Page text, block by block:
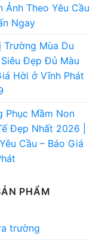
Ảnh Theo Yêu Cầu
Ngay
Trường Mùa Du
Đẹp Đủ Màu
Hời ở Vĩnh Phát
Phục Mầm Non
Đẹp Nhất 2026 |
Cầu – Báo Giá
PHẨM
trường